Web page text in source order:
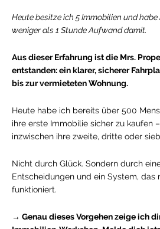
Heute besitze ich 5 Immobilien und
weniger als 1 Stunde Aufwand damit.
Aus dieser Erfahrung ist die Mrs.
entstanden: ein klarer, sicherer
bis zur vermieteten Wohnung.
Heute habe ich bereits über 500
ihre erste Immobilie sicher zu kaufen
inzwischen ihre zweite, dritte oder
Nicht durch Glück. Sondern durch
Entscheidungen und ein System, das
funktioniert.
→ Genau dieses Vorgehen zeige ich